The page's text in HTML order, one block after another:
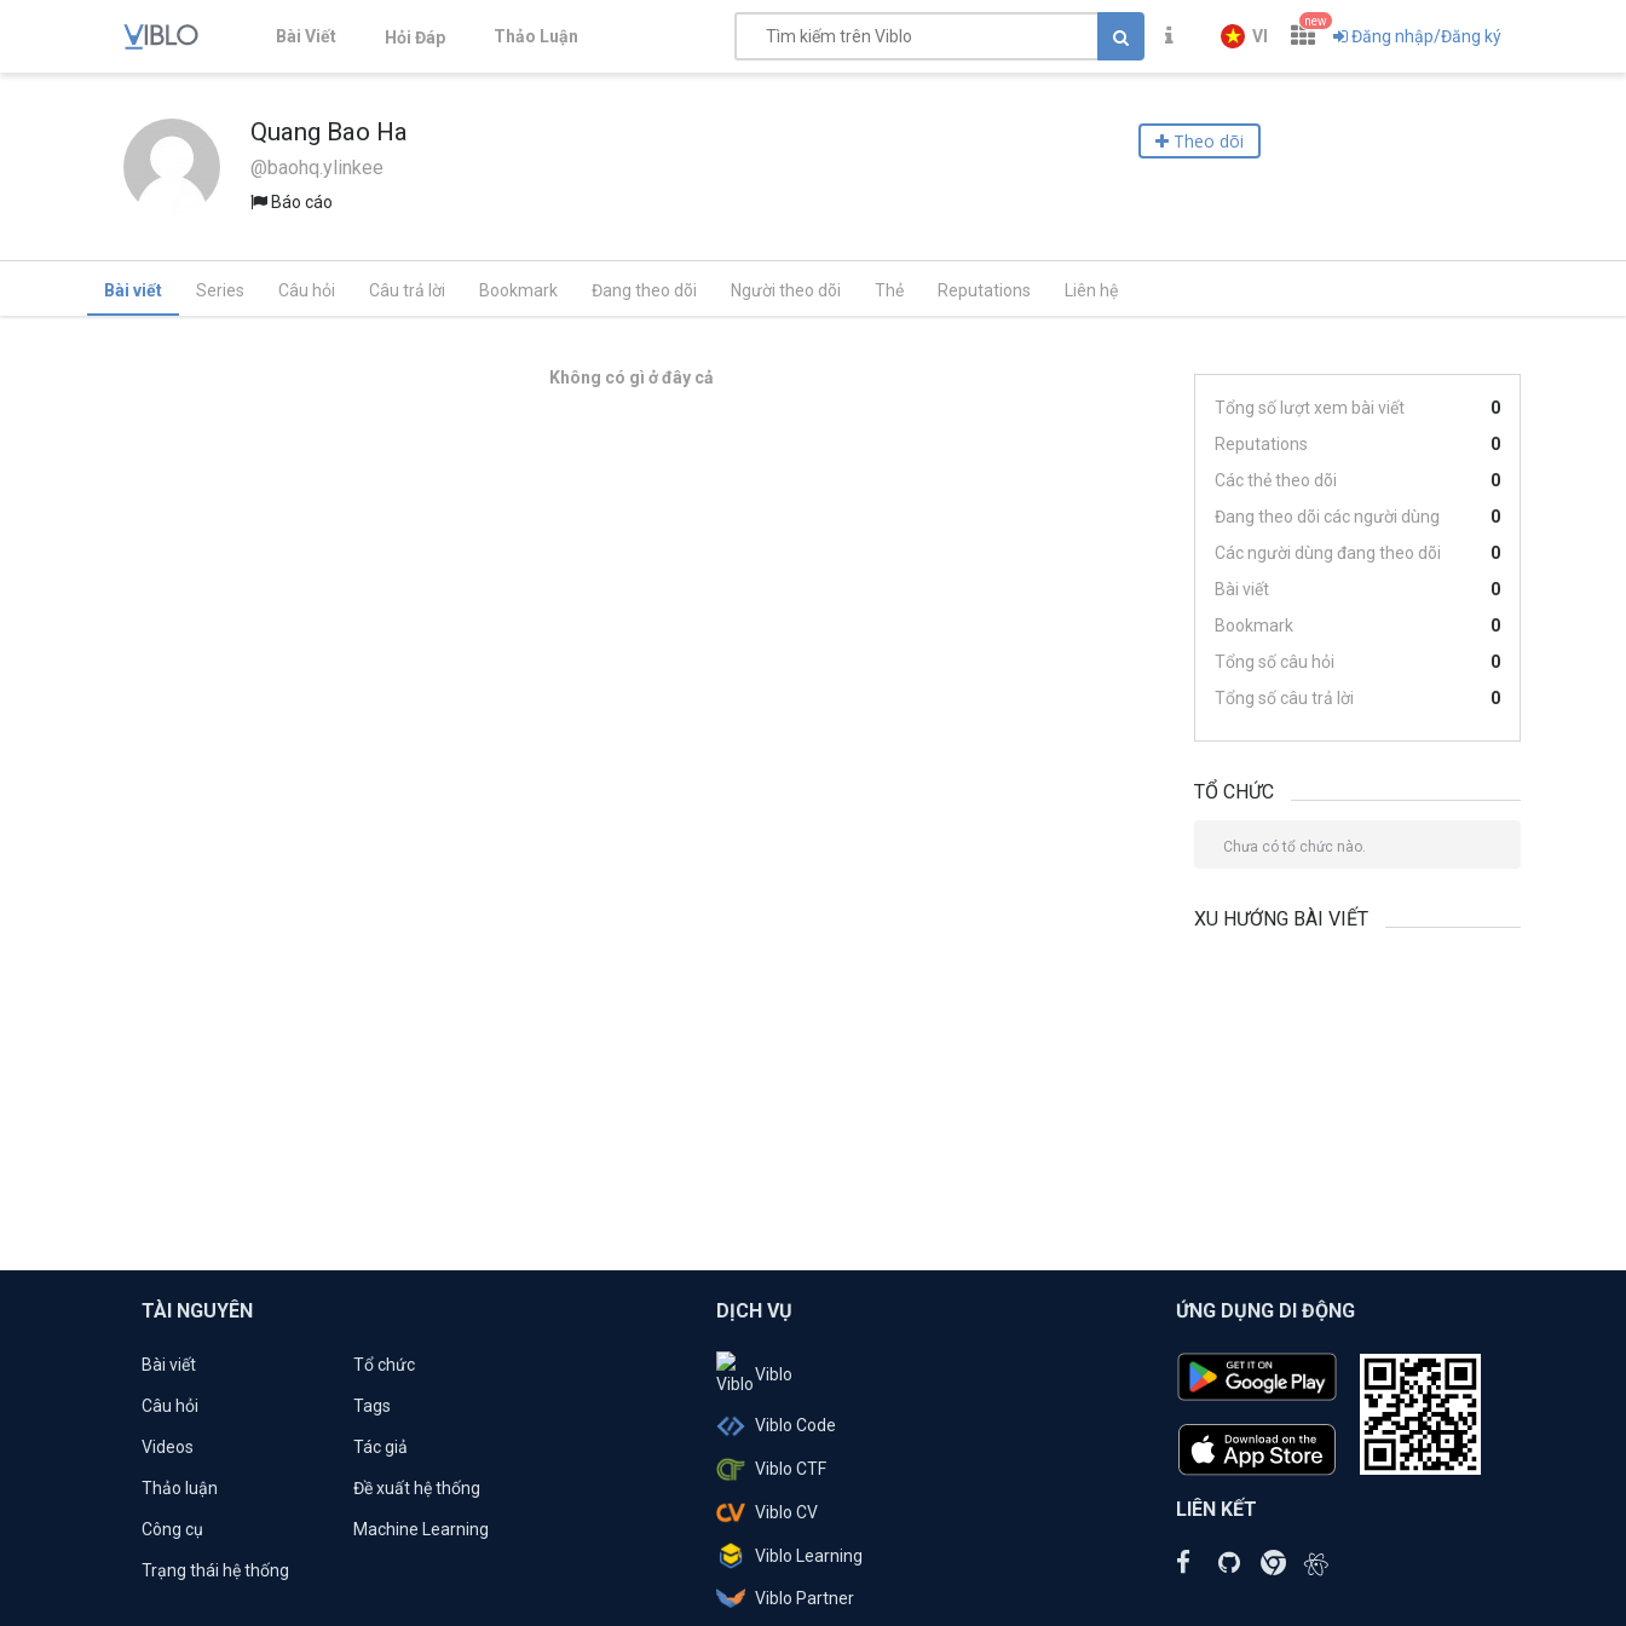
Bài Viết Hỏi Đáp Thảo Luận VI
new
Đăng nhập/Đăng ký
Quang Bao Ha
@baohq.ylinkee
Báo cáo
Theo dõi
Bài viết Series Câu hỏi Câu trả lời Bookmark Đang theo dõi Người theo dõi Thẻ Reputations Liên hệ
Không có gì ở đây cả
Tổng số lượt xem bài viết
0
Reputations
0
Các thẻ theo dõi
0
Đang theo dõi các người dùng
0
Các người dùng đang theo dõi
0
Bài viết
0
Bookmark
0
Tổng số câu hỏi
0
Tổng số câu trả lời
0
TỔ CHỨC
Chưa có tổ chức nào.
XU HƯỚNG BÀI VIẾT
TÀI NGUYÊN
Bài viết Tổ chức
Câu hỏi Tags
Videos Tác giả
Thảo luận Đề xuất hệ thống
Công cụ Machine Learning
Trạng thái hệ thống
DỊCH VỤ
Viblo
Viblo Code
Viblo CTF
Viblo CV
Viblo Learning
Viblo Partner
ỨNG DỤNG DI ĐỘNG
LIÊN KẾT